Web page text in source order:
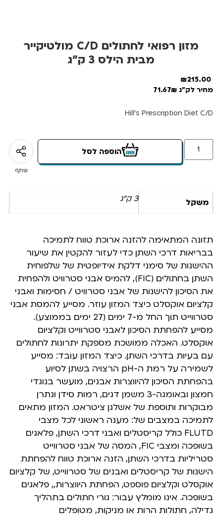
מזון רפואי לחתולים C/D מולטיקייר
מבית הילס 3 ק”ג
215.00
₪
מחיר לק"ג 71.67₪
Hill’s Prescription Diet C/D
הוספה לסל
שתף
משקל 3 ק"ג
תזונה המתאימה להזנה ארוכת טווח לתמיכה
בבריאות דרכי השתן כדי לעזור להקטין את שיעור
ההישנות של סימני דלקת אידיופטית של שלפוחית
השתן בחתולים (FIC), להמיס אבני סטרוויט ולהפחית
את הסיכון להישנות של אבני סטרוויט / חסימות ואבני
קלציום אוקסלט כיצד המזון עוזר. מסייע להמסת אבני
סטרווייט תוך החל מ-7 ימים (27 ימים בממוצע).
מסייע להפחתת הסיכון לאבני סטרווייט וקלציום
אוקסלט. האכלה ממושכת מספקת יתרונות לחתולים
עם בעיות בדרכי השתן. כיצד המזון עובד: מסייע
לשמירה על רמת ה-pH הרצויה בשתן לסיוע
בהפחתת הסיכון להיווצרות אבנים, מועשר בנוגדי
חמצון ובאומגה-3 משמן דגים, רמות סידן ונתרן
מבוקרות ותוספת של אשלגן ציטראט. המזון מתאים
לתמיכה במצבים של: מענה ראשוני לכל מצבי
FLUTD כולל קריסטלים ואבני דרכי השתן, פלאגים
בשופכה ומצבי FIC, המסה של אבני סטרווייט
סטריליות בדרכי השתן, הזנה ארוכת טווח להפחתת
הישנות של קריסטלים ואבנים של סטרווייט, של קלציום
אוקסלט וקלציום פוספט, הפחתת היווצרות,, פלאגים
בשופכה. אינו מומלץ עבור: גורי חתולים בתהליך
גדילה, חתולות הרות או מניקות, מטופלים